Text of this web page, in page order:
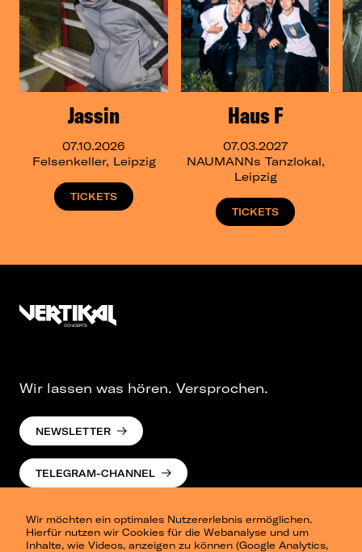
Jassin
07.10.2026
Felsenkeller, Leipzig
TICKETS
Haus F
07.03.2027
NAUMANNs Tanzlokal,
Leipzig
TICKETS
Wir möchten ein optimales Nutzererlebnis ermöglichen.
Hierfür nutzen wir Cookies für die Webanalyse und um
Inhalte, wie Videos, anzeigen zu können (Google Analytics,
Wir lassen was hören. Versprochen.
NEWSLETTER
TELEGRAM-CHANNEL